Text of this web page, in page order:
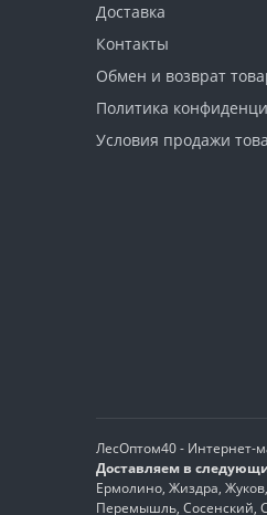
Доставка
Контакты
Обмен и возврат
Политика
Условия продажи
ЛесОптом40 - Интернет-
Доставляем в
Ермолино, Жиздра,
Перемышль, Сосенский,